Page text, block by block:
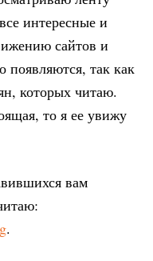
интересные и
сайтов и
появляются, так как
которых читаю.
то я ее увижу
вам
.